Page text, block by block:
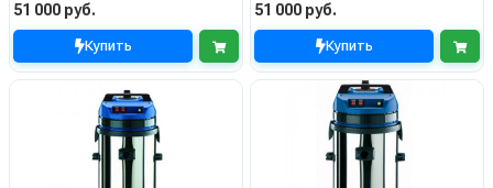
51 000 руб.
Купить
51 000 руб.
Купить